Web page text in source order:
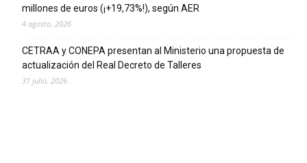
millones de euros (¡+19,73%!), según AER
4 agosto, 2026
CETRAA y CONEPA presentan al Ministerio una propuesta de
actualización del Real Decreto de Talleres
31 julio, 2026